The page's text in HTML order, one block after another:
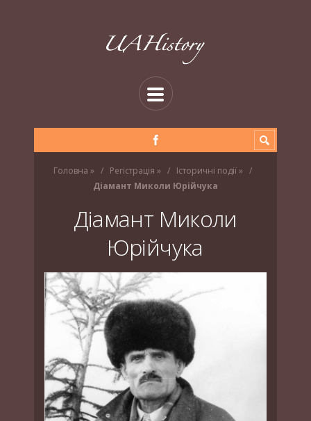
Головна » Регістрація » Історичні події»
Діамант Миколи Юрійчука
Діамант Миколи
Юрійчука